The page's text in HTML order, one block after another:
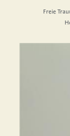
Freie